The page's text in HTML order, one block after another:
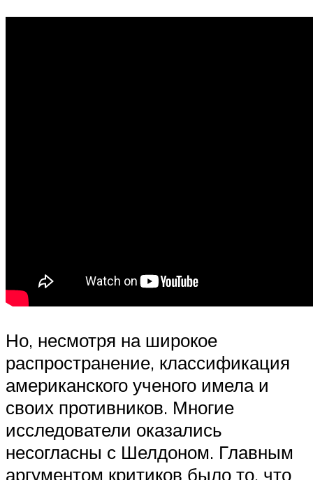
Но, несмотря на широкое
распространение, классификация
американского ученого имела и
своих противников. Многие
исследователи оказались
несогласны с Шелдоном. Главным
аргументом критиков было то, что